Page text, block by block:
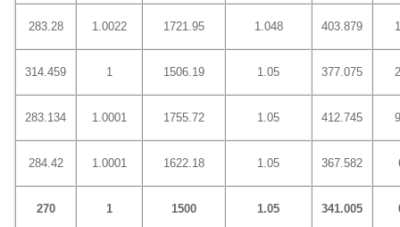
283.28 1.0022 1721.95 1.048 403.879
314.459 1 1506.19 1.05 377.075
283.134 1.0001 1755.72 1.05 412.745
284.42 1.0001 1622.18 1.05 367.582
270 1 1500 1.05 341.005